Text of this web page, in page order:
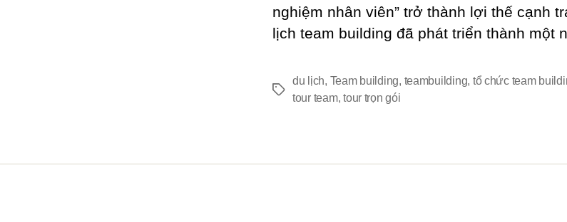
nghiệm nhân viên” trở thành lợi thế cạnh
lịch team building đã phát triển thành một
Thẻ
du lịch, Team building, teambuilding, tổ chức team
tour team,tour trọn gói